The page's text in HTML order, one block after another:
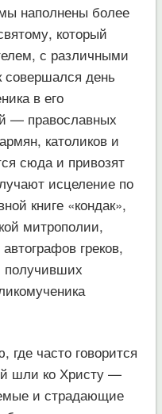
наполнены более
который
с различными
совершался день
в его
— православных
католиков и
сюда и привозят
исцеление по
книге «кондак»,
митрополии,
греков,
получивших
где часто говорится
шли ко Христу —
и страдающие